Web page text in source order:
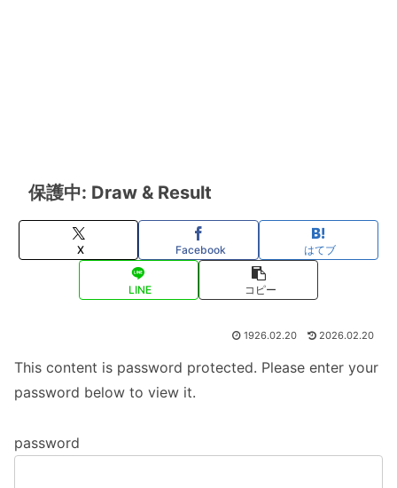
保護中: Draw & Result
X Facebook はてブ
LINE コピー
1926.02.20 2026.02.20
This content is password protected. Please enter your
password below to view it.
password